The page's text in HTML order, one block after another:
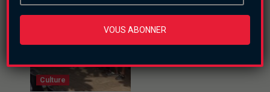
Culture
VOUS ABONNER